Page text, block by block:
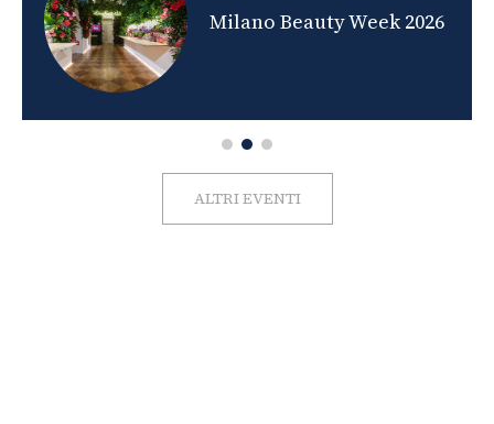
Milano Beauty Week 2026
ALTRI EVENTI